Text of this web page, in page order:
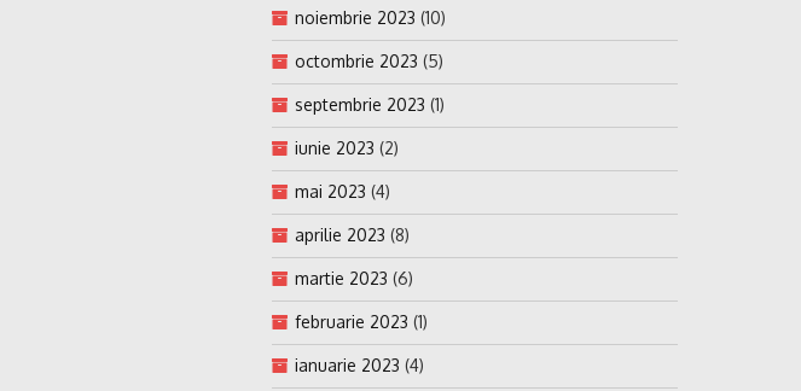
noiembrie 2023 (10)
octombrie 2023 (5)
septembrie 2023 (1)
iunie 2023 (2)
mai 2023 (4)
aprilie 2023 (8)
martie 2023 (6)
februarie 2023 (1)
ianuarie 2023 (4)